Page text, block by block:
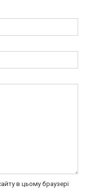
в цьому браузері